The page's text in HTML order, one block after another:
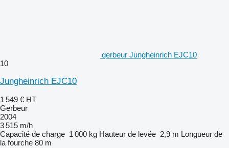
gerbeur Jungheinrich EJC10
10
Jungheinrich EJC10
1 549 € HT
Gerbeur
2004
3 515 m/h
Capacité de charge 1 000 kg Hauteur de levée 2,9 m Longueur de
la fourche 80 m